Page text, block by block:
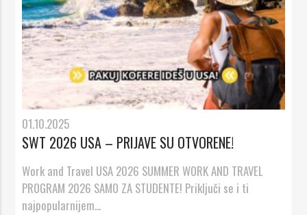
01.10.2025
SWT 2026 USA – PRIJAVE SU OTVORENE!
Work and Travel USA 2026 SUMMER WORK AND TRAVEL
PROGRAM 2026 SAMO ZA STUDENTE! Priključi se i ti
najpopularnijem...